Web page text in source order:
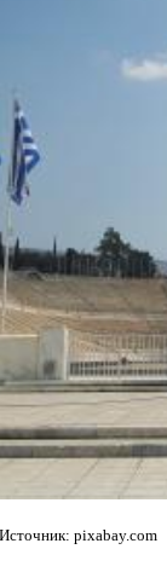
Источник: pixabay.com